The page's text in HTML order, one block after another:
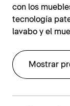
con los
tecnología
lavabo y el
Mostrar